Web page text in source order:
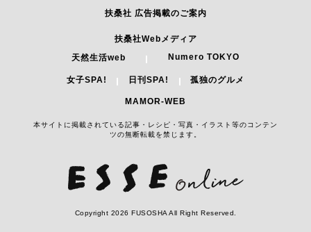
ESSEonlineについて
お問い合わせ プライバシーポリシー
利用規約 著作権について
Cookieについて
扶桑社 広告掲載のご案内
天然生活web
Numero TOKYO
女子SPA! 日刊SPA! 孤独のグルメ
MAMOR-WEB